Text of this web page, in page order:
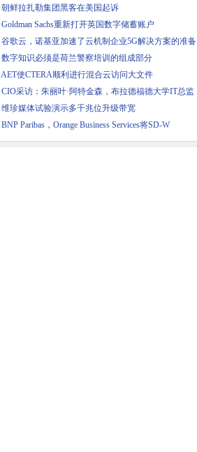
朝鲜拉扎勒集团黑客在美国起诉
Goldman Sachs重新打开英国数字储蓄账户
谷歌云，诺基亚加速了云机制企业5G解决方案的准备
数字知识必须是荷兰警察培训的组成部分
AET使CTERA顺利进行混合云访问大文件
CIO采访：朱丽叶·阿特金森，布拉德福德大学IT总监
维珍媒体试验演示多千兆位升级带宽
BNP Paribas，Orange Business Services将SD-W